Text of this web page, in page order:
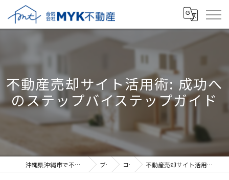
不動産売却サイト活用術: 成功へ
のステップバイステップガイド
沖縄県沖縄市で不動産売却なら合同会社MYK不動産 ブログ コラム 不動産売却サイト活用術: 成功へのステップバイステップガイド